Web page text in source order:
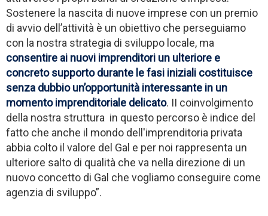
Sostenere la nascita di nuove imprese con un premio
di avvio dell’attività è un obiettivo che perseguiamo
con la nostra strategia di sviluppo locale, ma
consentire ai nuovi imprenditori un ulteriore e
concreto supporto durante le fasi iniziali costituisce
senza dubbio un’opportunità interessante in un
momento imprenditoriale delicato. II coinvolgimento
della nostra struttura in questo percorso è indice del
fatto che anche il mondo dell'imprenditoria privata
abbia colto il valore del Gal e per noi rappresenta un
ulteriore salto di qualità che va nella direzione di un
nuovo concetto di Gal che vogliamo conseguire come
agenzia di sviluppo”.